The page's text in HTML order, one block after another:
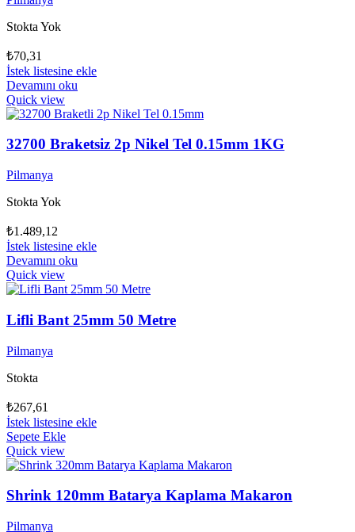
Stokta Yok
₺70,31
İstek listesine ekle
Devamını oku
Quick view
32700 Braketsiz 2p Nikel Tel 0.15mm 1KG
Pilmanya
Stokta Yok
₺1.489,12
İstek listesine ekle
Devamını oku
Quick view
Lifli Bant 25mm 50 Metre
Pilmanya
Stokta
₺267,61
İstek listesine ekle
Sepete Ekle
Quick view
Shrink 120mm Batarya Kaplama Makaron
Pilmanya